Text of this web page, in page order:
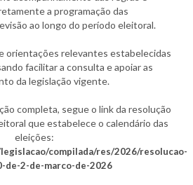
a programação das
ao longo do período eleitoral.
orientações relevantes estabelecidas
facilitar a consulta e apoiar as
da legislação vigente.
completa, segue o link da resolução
que estabelece o calendário das
eleições:
compilada/res/2026/resolucao-
de-2-de-marco-de-2026